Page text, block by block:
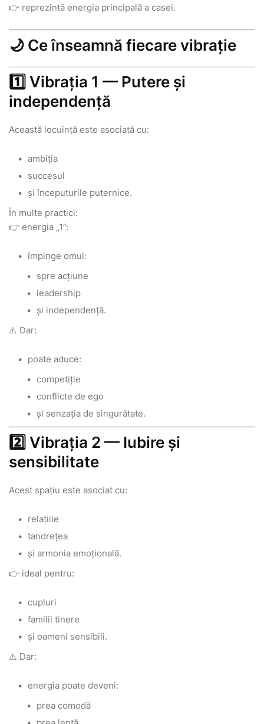
👉 reprezintă energia principală a casei.
🌙 Ce înseamnă fiecare vibrație
1️⃣ Vibrația 1 — Putere și
independență
Această locuință este asociată cu:
ambiția
succesul
și începuturile puternice.
În multe practici:
👉 energia „1”:
împinge omul:
spre acțiune
leadership
și independență.
⚠️ Dar:
poate aduce:
competiție
conflicte de ego
și senzația de singurătate.
2️⃣ Vibrația 2 — Iubire și
sensibilitate
Acest spațiu este asociat cu:
relațiile
tandrețea
și armonia emoțională.
👉 ideal pentru:
cupluri
familii tinere
și oameni sensibili.
⚠️ Dar:
energia poate deveni:
prea comodă